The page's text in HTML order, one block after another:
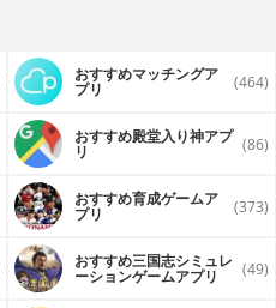
おすすめマッチングア
プリ (464)
おすすめ殿堂入り神アプ
リ (86)
おすすめ育成ゲームア
プリ (373)
おすすめ三国志シミュレ
ーションゲームアプリ (49)